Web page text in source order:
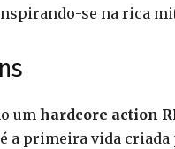
se na rica
um hardcore action
primeira vida criada